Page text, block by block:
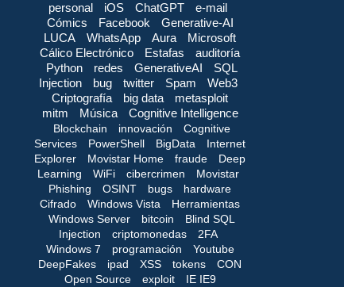
personal
iOS ChatGPT
e-mail
Cómics
Facebook
Generative-AI
LUCA
WhatsApp Aura
Microsoft
Cálico Electrónico
Estafas
auditoría
Python
redes GenerativeAI
SQL
Injection
bug twitter Spam
Web3
Criptografía
big data
metasploit
mitm
Música Cognitive Intelligence
Blockchain innovación
Cognitive
Services
PowerShell BigData
Internet
Explorer
Movistar Home fraude
Deep
Learning
WiFi cibercrimen
Movistar
Phishing
OSINT bugs
hardware
Cifrado
Windows Vista
Herramientas
Windows Server
bitcoin
Blind SQL
Injection
criptomonedas
2FA
Windows 7
programación
Youtube
DeepFakes
ipad XSS tokens
CON
Open Source
exploit
IE IE9